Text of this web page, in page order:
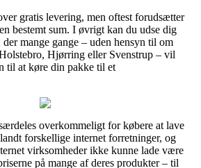
gratis levering, men oftest forudsætter
bestemt sum. I øvrigt kan du udse dig
mange gange – uden hensyn til om
Hjørring eller Svenstrup – vil
til at køre din pakke til et
overkommeligt for købere at lave
forskellige internet forretninger, og
virksomheder ikke kunne lade være
på mange af deres produkter – til